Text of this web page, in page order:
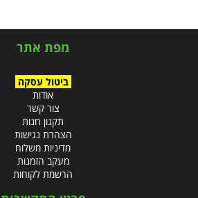
מפת אתר
ביטול עסקה
אודות
צור קשר
תקנון חנות
הצהרת נגישות
מדיניות משלוח
מעקב הזמנות
הרשמת לקוחות